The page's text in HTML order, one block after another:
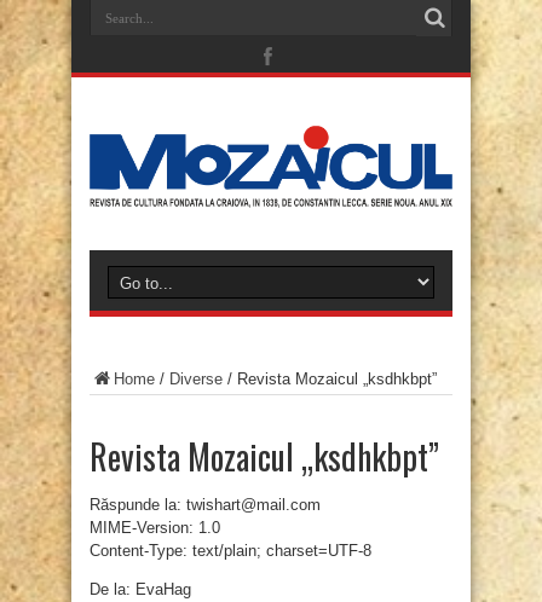
Home / Diverse / Revista Mozaicul „ksdhkbpt”
Revista Mozaicul „ksdhkbpt”
Răspunde la: twishart@mail.com
MIME-Version: 1.0
Content-Type: text/plain; charset=UTF-8
De la: EvaHag